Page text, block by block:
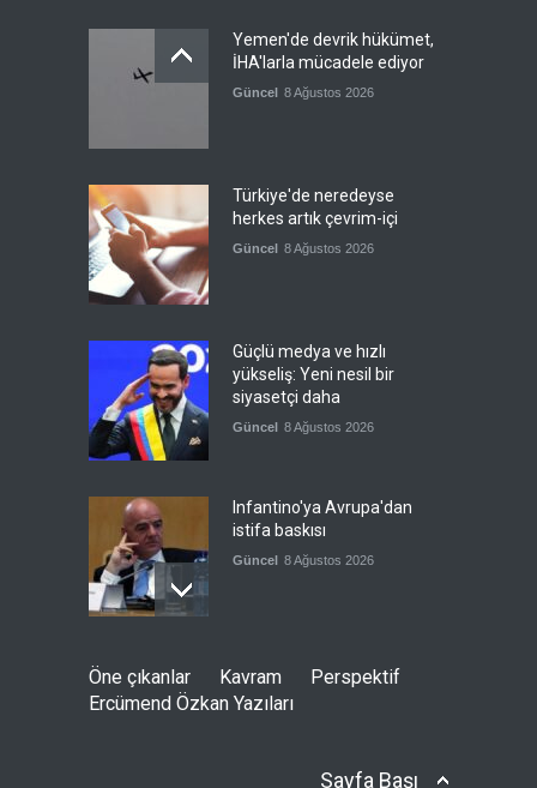
Yemen'de devrik hükümet,
İHA'larla mücadele ediyor
Güncel 8 Ağustos 2026
Türkiye'de neredeyse
herkes artık çevrim-içi
Güncel 8 Ağustos 2026
Güçlü medya ve hızlı
yükseliş: Yeni nesil bir
siyasetçi daha
Güncel 8 Ağustos 2026
Infantino'ya Avrupa'dan
istifa baskısı
Güncel 8 Ağustos 2026
Kolombiya, solcu Petro'nun
yerine aşırı sağcı Espriella'yı
getirdi
Öne çıkanlar Kavram
Perspektif
Ercümend Özkan Yazıları
Sayfa Başı